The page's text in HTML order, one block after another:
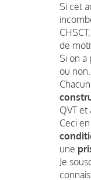
Si cet
de
Si on a
ou non.
QVT et
Ceci
une
Je